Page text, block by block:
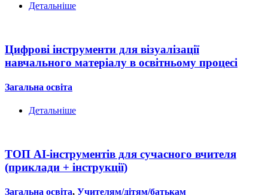
Детальніше
Цифрові інструменти для візуалізації
навчального матеріалу в освітньому процесі
Загальна освіта
Детальніше
ТОП AI-інструментів для сучасного вчителя
(приклади + інструкції)
Загальна освіта, Учителям/дітям/батькам